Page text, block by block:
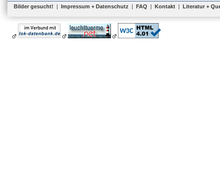
Bilder gesucht! | Impressum + Datenschutz | FAQ | Kontakt | Literatur +